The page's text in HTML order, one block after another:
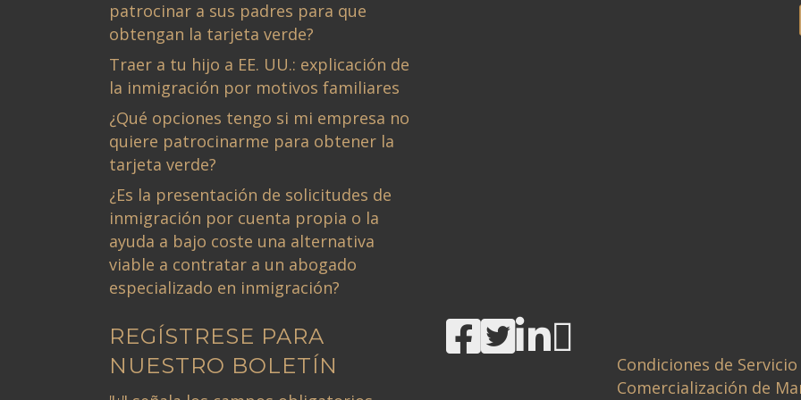
patrocinar a sus padres para que
obtengan la tarjeta verde?
Traer a tu hijo a EE. UU.: explicación de
la inmigración por motivos familiares
¿Qué opciones tengo si mi empresa no
quiere patrocinarme para obtener la
tarjeta verde?
¿Es la presentación de solicitudes de
inmigración por cuenta propia o la
ayuda a bajo coste una alternativa
viable a contratar a un abogado
especializado en inmigración?
REGÍSTRESE PARA
NUESTRO BOLETÍN
Condiciones de Servicio
Comercialización de